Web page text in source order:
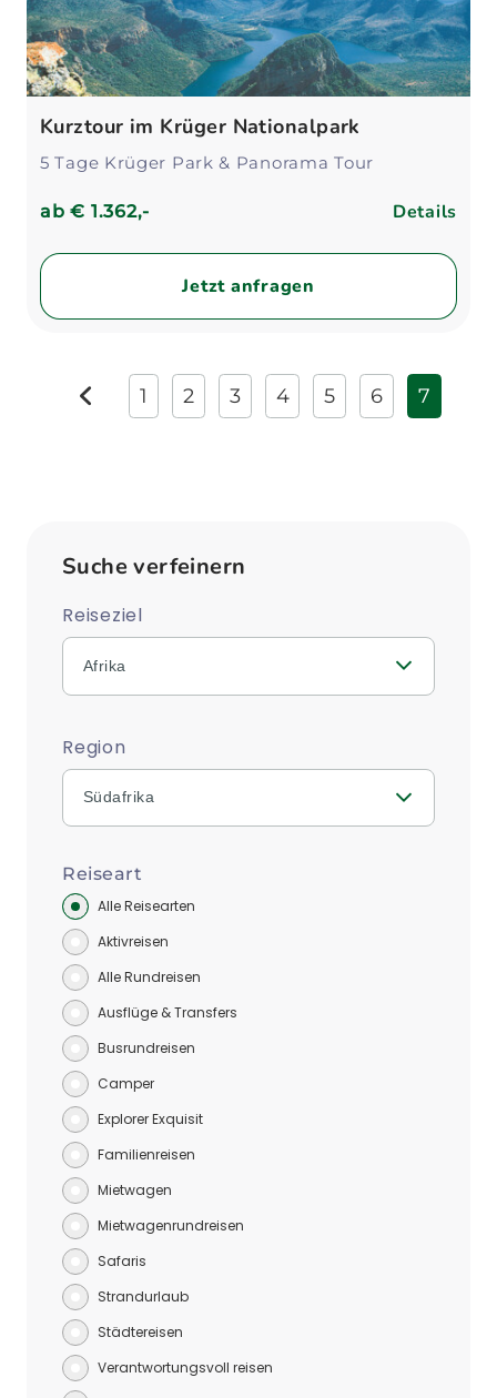
Kurztour im Krüger Nationalpark
5 Tage Krüger Park & Panorama Tour
ab€ 1.362,- Details
Jetzt anfragen
zurück
1 2 3 4 5 6 7
Suche verfeinern
Reiseziel
Afrika
Region
Südafrika
Reiseart
Alle Reisearten
Aktivreisen
Alle Rundreisen
Ausflüge & Transfers
Busrundreisen
Camper
Explorer Exquisit
Familienreisen
Mietwagen
Mietwagenrundreisen
Safaris
Strandurlaub
Städtereisen
Verantwortungsvoll reisen